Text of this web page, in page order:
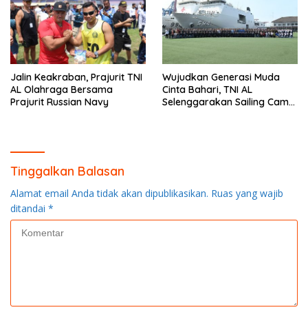
Jalin Keakraban, Prajurit TNI
AL Olahraga Bersama
Prajurit Russian Navy
Wujudkan Generasi Muda
Cinta Bahari, TNI AL
Selenggarakan Sailing Camp
Tinggalkan Balasan
Alamat email Anda tidak akan dipublikasikan. Ruas yang wajib
ditandai *